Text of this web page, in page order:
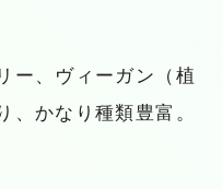
ー、ヴィーガン（植
、かなり種類豊富。